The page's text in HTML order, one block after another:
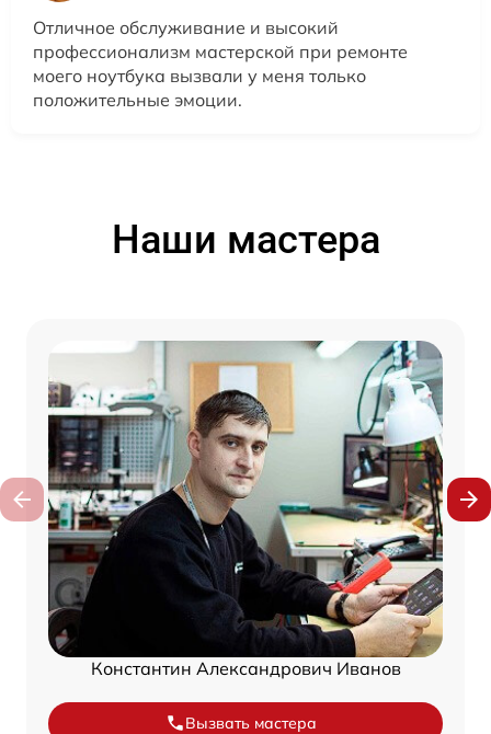
Отличное обслуживание и высокий
профессионализм мастерской при ремонте
моего ноутбука вызвали у меня только
положительные эмоции.
Наши мастера
Константин Александрович Иванов
Вызвать мастера